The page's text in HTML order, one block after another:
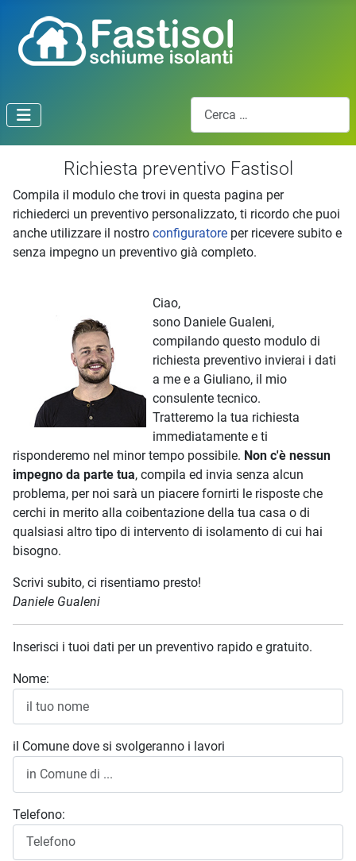
Richiesta preventivo Fastisol
Compila il modulo che trovi in questa pagina per
richiederci un preventivo personalizzato, ti ricordo che puoi
anche utilizzare il nostro configuratore per ricevere subito e
senza impegno un preventivo già completo.
Ciao,
sono Daniele Gualeni,
compilando questo modulo di
richiesta preventivo invierai i dati
a me e a Giuliano, il mio
consulente tecnico.
Tratteremo la tua richiesta
immediatamente e ti
risponderemo nel minor tempo possibile. Non c'è nessun
impegno da parte tua, compila ed invia senza alcun
problema, per noi sarà un piacere fornirti le risposte che
cerchi in merito alla coibentazione della tua casa o di
qualsiasi altro tipo di intervento di isolamento di cui hai
bisogno.
Scrivi subito, ci risentiamo presto!
Daniele Gualeni
Inserisci i tuoi dati per un preventivo rapido e gratuito.
Nome:
il Comune dove si svolgeranno i lavori
Telefono: